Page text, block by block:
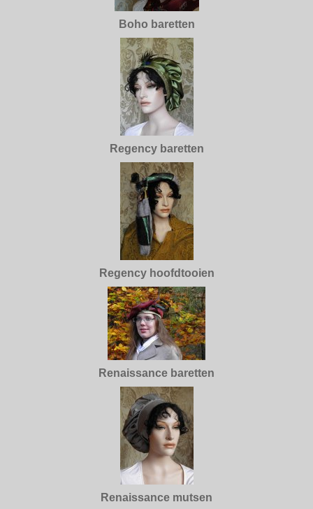
Boho baretten
Regency baretten
Regency hoofdtooien
Renaissance baretten
Renaissance mutsen